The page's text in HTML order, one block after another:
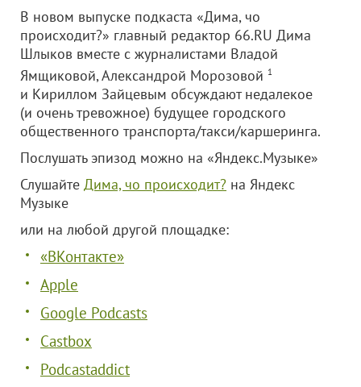
В новом выпуске подкаста «Дима, чо
происходит?» главный редактор 66.RU Дима
Шлыков вместе с журналистами Владой
Ямщиковой, Александрой Морозовой 1
и Кириллом Зайцевым обсуждают недалекое
(и очень тревожное) будущее городского
общественного транспорта/такси/каршеринга.
Послушать эпизод можно на «Яндекс.Музыке»
Слушайте Дима, чо происходит? на Яндекс
Музыке
или на любой другой площадке:
«ВКонтакте»
Apple
Google Podcasts
Castbox
Podcastaddict